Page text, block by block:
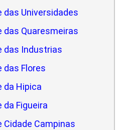
das Universidades
das Quaresmeiras
das Industrias
das Flores
da Hipica
da Figueira
Cidade Campinas